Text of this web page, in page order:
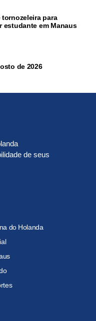
para
estudante em Manaus
de 2026
de seus
do Holanda